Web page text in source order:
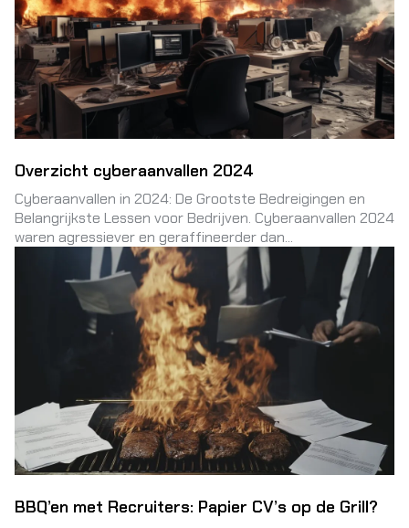
Overzicht cyberaanvallen 2024
Cyberaanvallen in 2024: De Grootste Bedreigingen en
Belangrijkste Lessen voor Bedrijven. Cyberaanvallen 2024
waren agressiever en geraffineerder dan...
BBQ’en met Recruiters: Papier CV’s op de Grill?